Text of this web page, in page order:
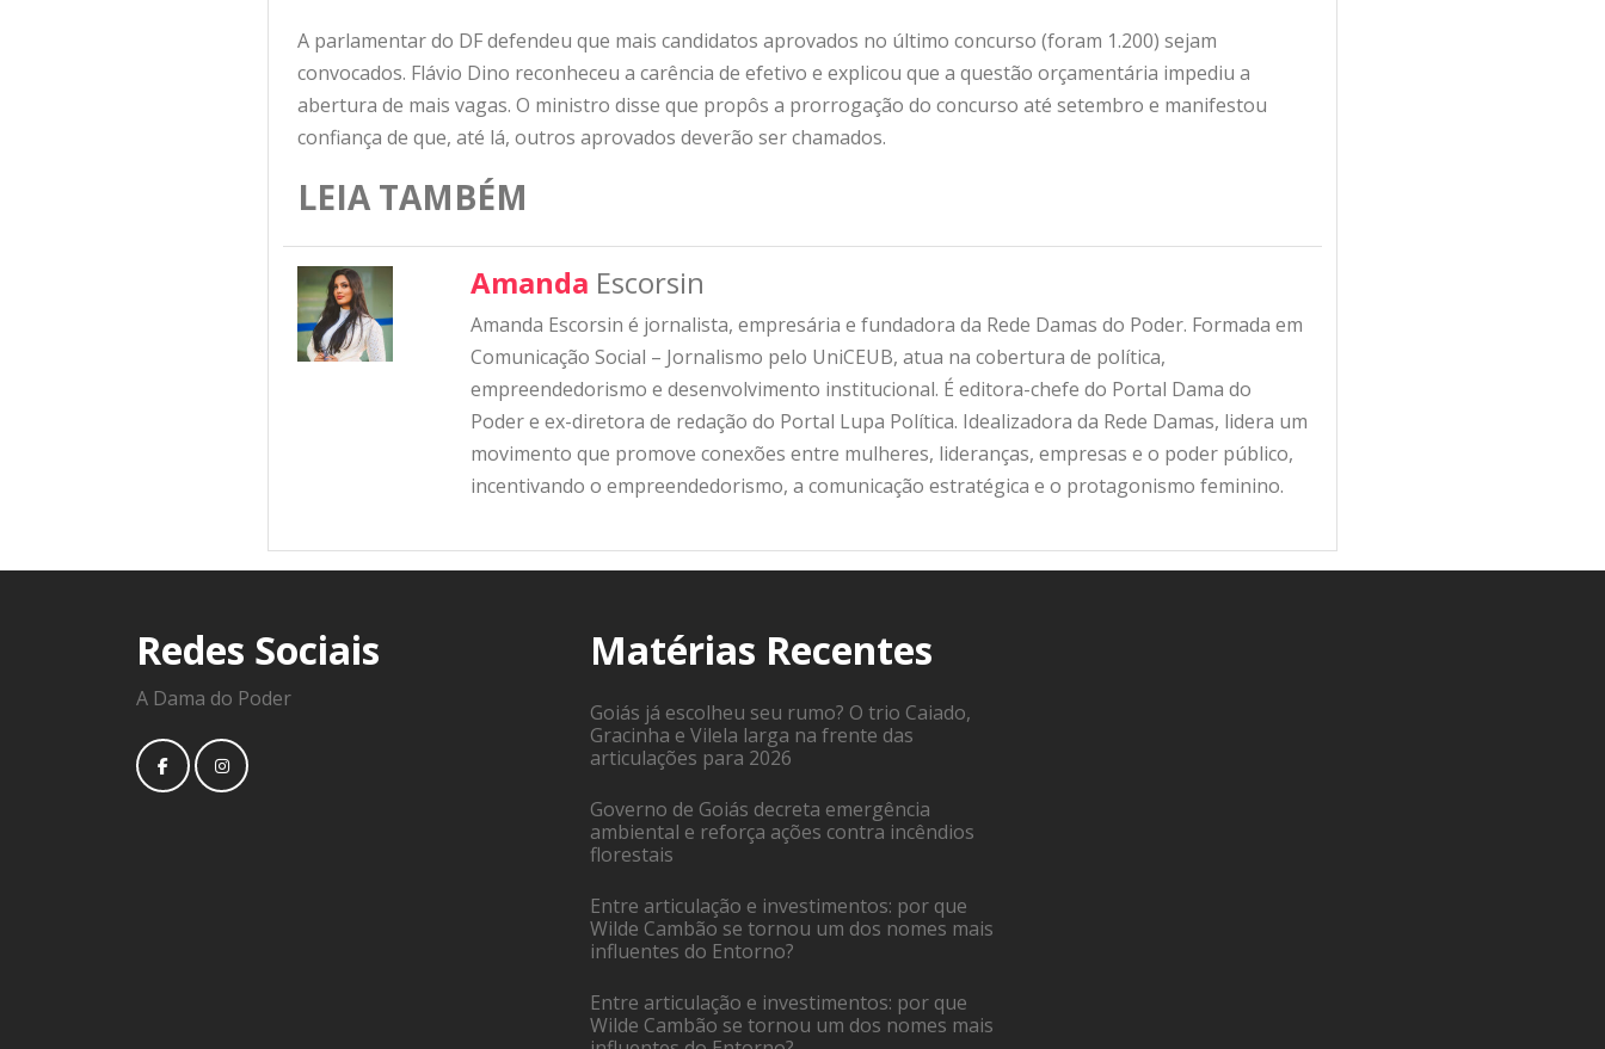
A parlamentar do DF defendeu que mais candidatos aprovados no último concurso (foram 1.200) sejam
convocados. Flávio Dino reconheceu a carência de efetivo e explicou que a questão orçamentária impediu a
abertura de mais vagas. O ministro disse que propôs a prorrogação do concurso até setembro e manifestou
confiança de que, até lá, outros aprovados deverão ser chamados.
LEIA TAMBÉM
Amanda Escorsin
Amanda Escorsin é jornalista, empresária e fundadora da Rede Damas do Poder. Formada em
Comunicação Social – Jornalismo pelo UniCEUB, atua na cobertura de política,
empreendedorismo e desenvolvimento institucional. É editora-chefe do Portal Dama do
Poder e ex-diretora de redação do Portal Lupa Política. Idealizadora da Rede Damas, lidera um
movimento que promove conexões entre mulheres, lideranças, empresas e o poder público,
incentivando o empreendedorismo, a comunicação estratégica e o protagonismo feminino.
Redes Sociais
A Dama do Poder
Matérias Recentes
Goiás já escolheu seu rumo? O trio Caiado,
Gracinha e Vilela larga na frente das
articulações para 2026
Governo de Goiás decreta emergência
ambiental e reforça ações contra incêndios
florestais
Entre articulação e investimentos: por que
Wilde Cambão se tornou um dos nomes mais
influentes do Entorno?
Entre articulação e investimentos: por que
Wilde Cambão se tornou um dos nomes mais